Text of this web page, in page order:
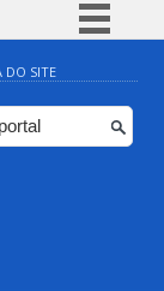
BR
DO SITE